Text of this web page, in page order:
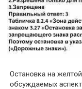
Остановка на
обсуждаемых